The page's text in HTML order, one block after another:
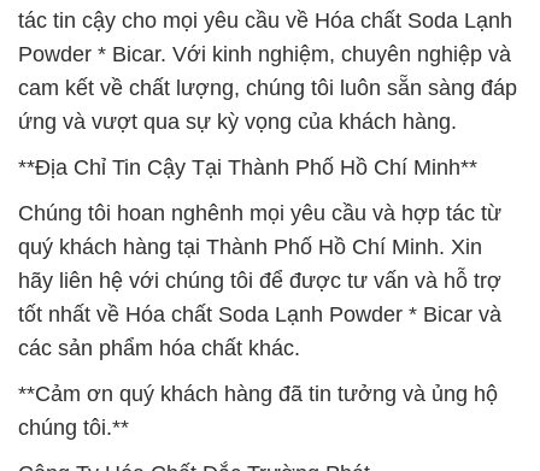
tác tin cậy cho mọi yêu cầu về Hóa chất Soda Lạnh
Powder * Bicar. Với kinh nghiệm, chuyên nghiệp và
cam kết về chất lượng, chúng tôi luôn sẵn sàng đáp
ứng và vượt qua sự kỳ vọng của khách hàng.
**Địa Chỉ Tin Cậy Tại Thành Phố Hồ Chí Minh**
Chúng tôi hoan nghênh mọi yêu cầu và hợp tác từ
quý khách hàng tại Thành Phố Hồ Chí Minh. Xin
hãy liên hệ với chúng tôi để được tư vấn và hỗ trợ
tốt nhất về Hóa chất Soda Lạnh Powder * Bicar và
các sản phẩm hóa chất khác.
**Cảm ơn quý khách hàng đã tin tưởng và ủng hộ
chúng tôi.**